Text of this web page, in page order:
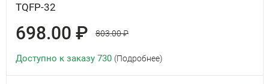
TQFP-32
698.00 ₽ 803.00 ₽
Доступно к заказу 730 (Подробнее)